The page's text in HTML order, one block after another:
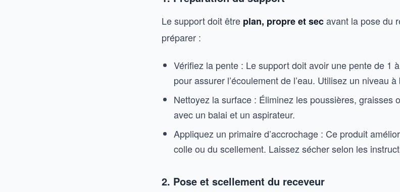
Le support doit être plan, propre et secavant la pose du
préparer :
Vérifiez la pente : Le support doit avoir une pente de 1
pour assurer l’écoulement de l’eau. Utilisez un niveau
Nettoyez la surface : Éliminez les poussières, graisses
avec un balai et un aspirateur.
Appliquez un primaire d’accrochage : Ce produit
colle ou du scellement. Laissez sécher selon les
2. Pose et scellement du receveur